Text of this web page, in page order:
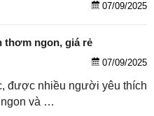
07/09/2025
thơm ngon, giá rẻ
07/09/2025
được nhiều người yêu thích
và …